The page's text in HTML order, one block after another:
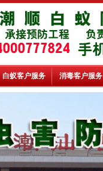
白蚁客户服务 消毒客户服务